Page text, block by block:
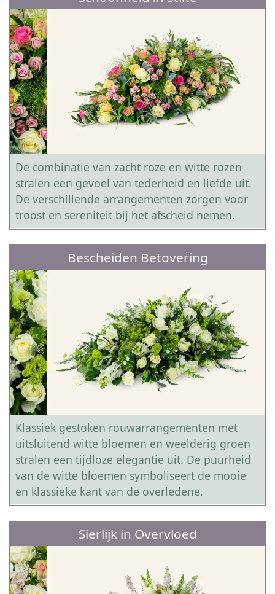
De combinatie van zacht roze en witte rozen
stralen een gevoel van tederheid en liefde uit.
De verschillende arrangementen zorgen voor
troost en sereniteit bij het afscheid nemen.
Bescheiden Betovering
Klassiek gestoken rouwarrangementen met
uitsluitend witte bloemen en weelderig groen
stralen een tijdloze elegantie uit. De puurheid
van de witte bloemen symboliseert de mooie
en klassieke kant van de overledene.
Sierlijk in Overvloed